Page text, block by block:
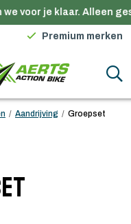
voor je klaar. Alleen
verzending in België
Premium merken
verzending in België
/ Aandrijving / Groepset